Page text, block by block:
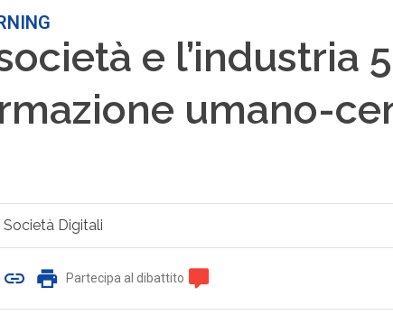
e l’industria
umano-
Società Digitali
Partecipa al dibattito